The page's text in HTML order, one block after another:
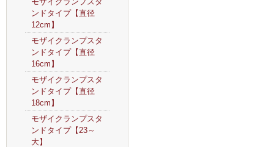
ンドタイプ【直径
12cm】
モザイクランプスタ
ンドタイプ【直径
16cm】
モザイクランプスタ
ンドタイプ【直径
18cm】
モザイクランプスタ
ンドタイプ【23～
大】